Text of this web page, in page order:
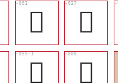
𠉳 󷇨
󱹦 󱹍